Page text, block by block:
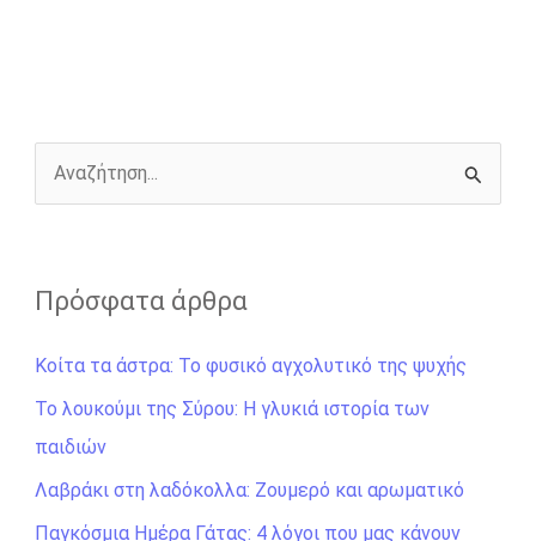
k
e
r
k
ζ
τ
η
σ
η
γ
Πρόσφατα άρθρα
Κοίτα τα άστρα: Το φυσικό αγχολυτικό της ψυχής
Το λουκούμι της Σύρου: Η γλυκιά ιστορία των
παιδιών
Λαβράκι στη λαδόκολλα: Ζουμερό και αρωματικό
Παγκόσμια Ημέρα Γάτας: 4 λόγοι που μας κάνουν